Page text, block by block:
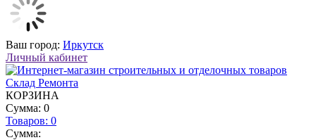
Ваш город: Иркутск
Личный кабинет
КОРЗИНА
Сумма: 0
Товаров: 0
Сумма: